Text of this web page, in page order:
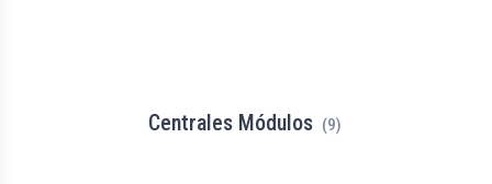
Centrales Módulos (9)